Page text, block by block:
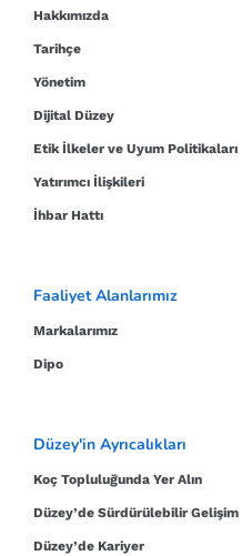
Hakkımızda
Tarihçe
Yönetim
Dijital Düzey
Etik İlkeler ve Uyum Politikaları
Yatırımcı İlişkileri
İhbar Hattı
Faaliyet Alanlarımız
Markalarımız
Dipo
Düzey'in Ayrıcalıkları
Koç Topluluğunda Yer Alın
Düzey’de Sürdürülebilir Gelişim
Düzey’de Kariyer